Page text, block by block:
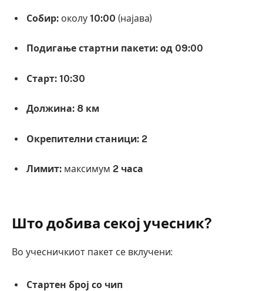
Собир: околу 10:00 (најава)
Подигање стартни пакети: од 09:00
Старт: 10:30
Должина: 8 км
Окрепителни станици: 2
Лимит: максимум 2 часа
Што добива секој учесник?
Во учесничкиот пакет се вклучени:
Стартен број со чип